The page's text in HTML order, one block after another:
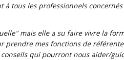
tous les professionnels concernés
mais elle a su faire vivre la
prendre mes fonctions de
qui pourront nous aider/